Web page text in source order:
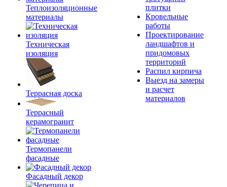
Теплоизоляционные
материалы
Техническая
изоляция
Террасная доска
Террасный
керамогранит
Термопанели
фасадные
Фасадный декор
плитки
Кровельные
работы
Проектирование
ландшафтов и
придомовых
территорий
Распил кирпича
Выезд на замеры
и расчет
материалов